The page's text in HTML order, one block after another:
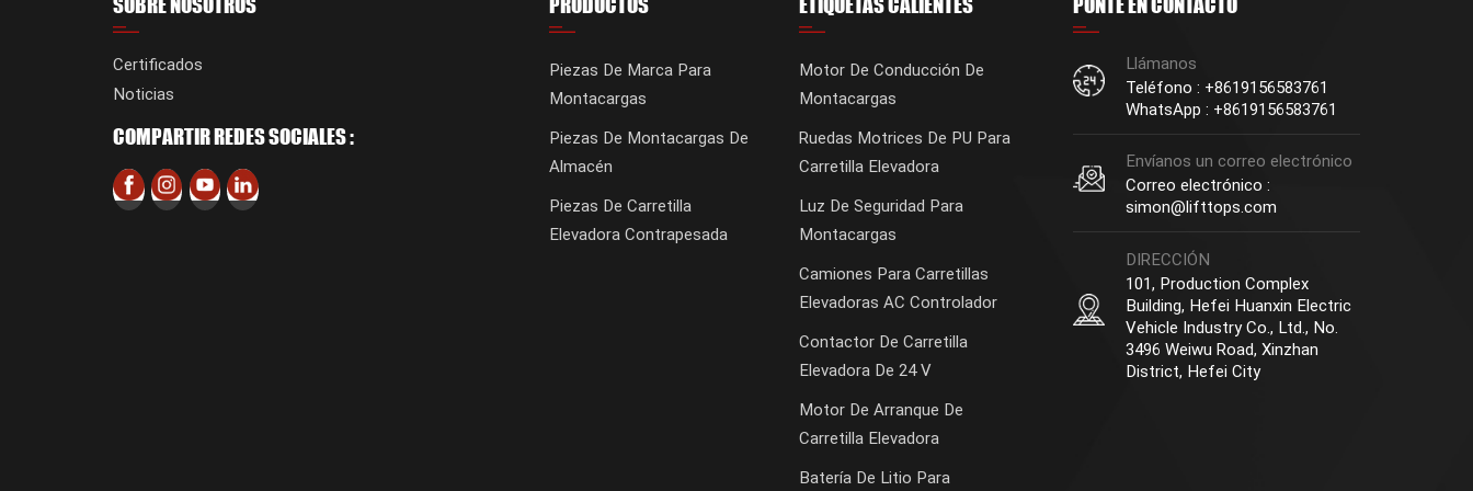
Certificados
Noticias
COMPARTIR REDES SOCIALES :
Piezas De Marca Para
Montacargas
Piezas De Montacargas De
Almacén
Piezas De Carretilla
Elevadora Contrapesada
Motor De Conducción De
Montacargas
Ruedas Motrices De PU Para
Carretilla Elevadora
Luz De Seguridad Para
Montacargas
Camiones Para Carretillas
Elevadoras AC Controlador
Contactor De Carretilla
Elevadora De 24 V
Motor De Arranque De
Carretilla Elevadora
Batería De Litio Para
Llámanos
Teléfono : +8619156583761
WhatsApp : +8619156583761
Envíanos un correo electrónico
Correo electrónico :
simon@lifttops.com
DIRECCIÓN
101, Production Complex
Building, Hefei Huanxin Electric
Vehicle Industry Co., Ltd., No.
3496 Weiwu Road, Xinzhan
District, Hefei City